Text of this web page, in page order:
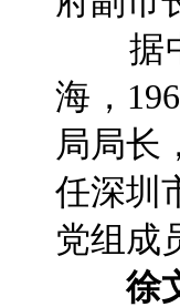
据中
海，
局局长
任深圳
党组成
徐